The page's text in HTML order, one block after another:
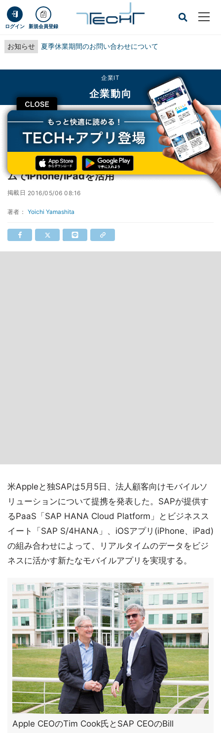
ログイン 新規会員登録
お知らせ 夏季休業期間のお問い合わせについて
CLOSE
企業IT
企業動向
TECH+ 企業IT
企業動向
AppleとSAPが提携、HANAプラットフォームでiPhone/iPadを活用
AppleとSAPが提携、HANAプラットフォー
ムでiPhone/iPadを活用
掲載日 2016/05/06 08:16
著者： Yoichi Yamashita
米Appleと独SAPは5月5日、法人顧客向けモバイルソ
リューションについて提携を発表した。SAPが提供す
るPaaS「SAP HANA Cloud Platform」とビジネスス
イート「SAP S/4HANA」、iOSアプリ(iPhone、iPad)
の組み合わせによって、リアルタイムのデータをビジ
ネスに活かす新たなモバイルアプリを実現する。
Apple CEOのTim Cook氏とSAP CEOのBill